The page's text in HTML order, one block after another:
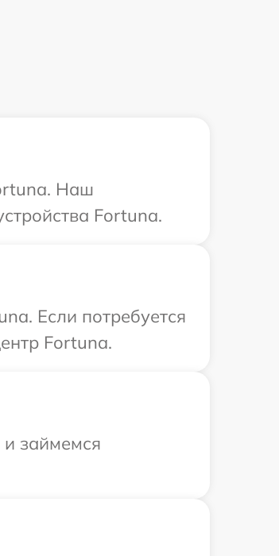
Наш
Fortuna.
Если потребуется
Fortuna.
займемся